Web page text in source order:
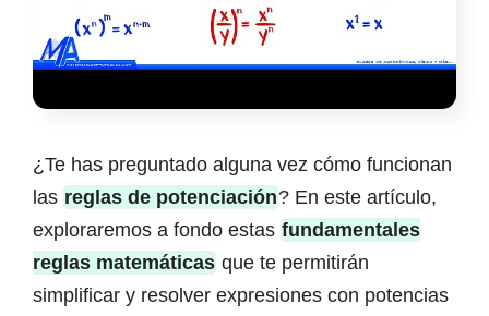
¿Te has preguntado alguna vez cómo funcionan
las reglas de potenciación? En este artículo,
exploraremos a fondo estas fundamentales
reglas matemáticas que te permitirán
simplificar y resolver expresiones con potencias